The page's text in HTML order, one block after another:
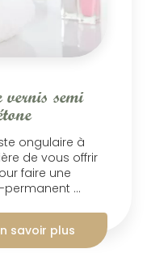
vernis semi
ongulaire à
de vous offrir
faire une
...
savoir plus